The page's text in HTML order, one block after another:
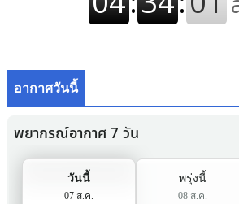
อากาศวันนี้